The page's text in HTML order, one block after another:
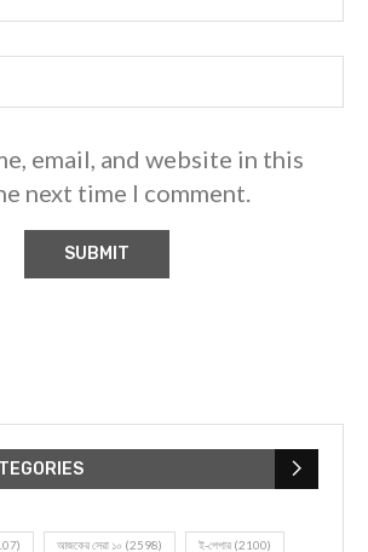
email, and website in this
next time I comment.
আজকের সেরা ১০ (2598) ই-পেপার (2100)